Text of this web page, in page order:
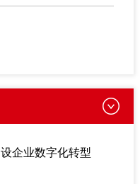
企业数字化转型